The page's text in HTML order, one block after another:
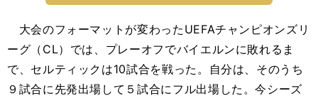
大会のフォーマットが変わったUEFAチャンピオンズリ
ーグ（CL）では、プレーオフでバイエルンに敗れるま
で、セルティックは10試合を戦った。自分は、そのうち
９試合に先発出場して５試合にフル出場した。今シーズ